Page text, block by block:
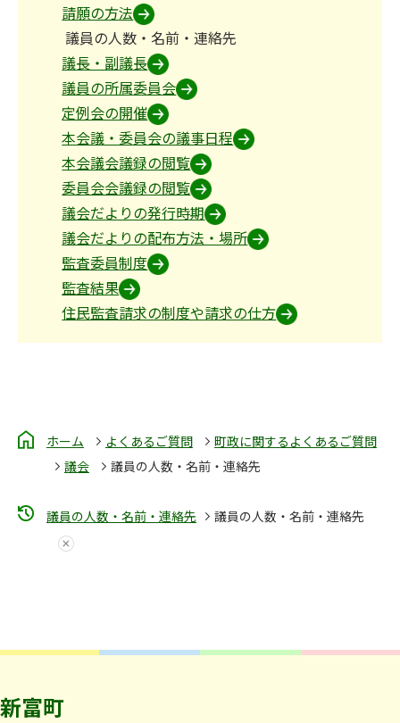
請願の方法
議員の人数・名前・連絡先
議長・副議長
議員の所属委員会
定例会の開催
本会議・委員会の議事日程
本会議会議録の閲覧
委員会会議録の閲覧
議会だよりの発行時期
議会だよりの配布方法・場所
監査委員制度
監査結果
住民監査請求の制度や請求の仕方
ホーム よくあるご質問
町政に関するよくあるご質問
議会
議員の人数・名前・連絡先
議員の人数・名前・連絡先 議員の人数・名前・連絡先
新富町